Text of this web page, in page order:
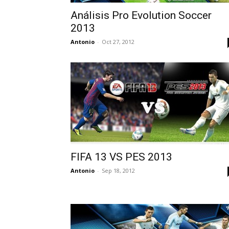
Análisis Pro Evolution Soccer
2013
Antonio - Oct 27, 2012
FIFA 13 VS PES 2013
Antonio - Sep 18, 2012